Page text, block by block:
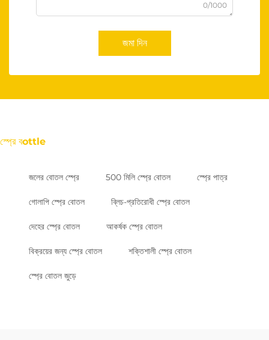
0/1000
জমা দিন
স্প্রে বottle
জলের বোতল স্প্রে 500 মিলি স্প্রে বোতল স্প্রে পাত্র
গোলাপি স্প্রে বোতল ব্লিচ-প্রতিরোধী স্প্রে বোতল
দেহের স্প্রে বোতল আকর্ষক স্প্রে বোতল
বিক্রয়ের জন্য স্প্রে বোতল শক্তিশালী স্প্রে বোতল
স্প্রে বোতল জুড়ে